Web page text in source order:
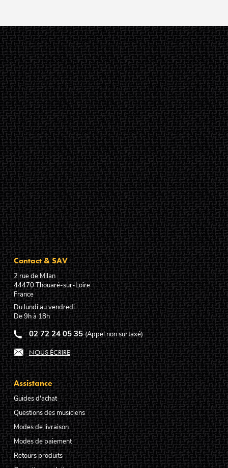
Contact & SAV
2 rue de Milan
44470Thouaré-sur-Loire
France
Du lundi au vendredi
De 9h à 18h
02 72 24 05 35 (Appel non surtaxé)
NOUS ÉCRIRE
Assistance
Guides d'achat
Questions des musiciens
Modes de livraison
Modes de paiement
Retours produits